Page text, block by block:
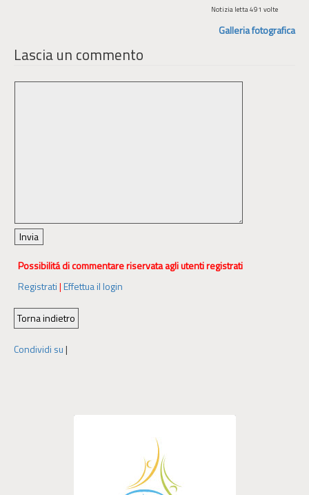
Notizia letta 491 volte
Galleria fotografica
Lascia un commento
Possibilitá di commentare riservata agli utenti registrati
Registrati|Effettua il login
Condividi su|